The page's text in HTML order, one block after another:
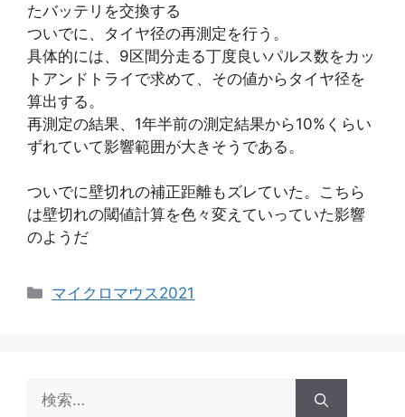
たバッテリを交換する
ついでに、タイヤ径の再測定を行う。
具体的には、9区間分走る丁度良いパルス数をカッ
トアンドトライで求めて、その値からタイヤ径を
算出する。
再測定の結果、1年半前の測定結果から10%くらい
ずれていて影響範囲が大きそうである。
ついでに壁切れの補正距離もズレていた。こちら
は壁切れの閾値計算を色々変えていっていた影響
のようだ
カ
マイクロマウス2021
索: